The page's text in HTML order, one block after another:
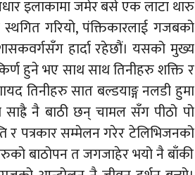
इलाकामा जमेर बसे एक लाटा थारु
गरियो, पंक्तिकारलाई गजबको
हार्दा रहेछौं। यसको मुख्य
हुने भए साथ साथ तिनीहरु शक्ति र
तिनीहरु सात बल्डयाङ्ग नलडी हुमा
नै बाठी छन् चामल सँग पीठो पो
र पत्रकार सम्मेलन गरेर टेलिभिजनको
बाठोपन त जगजाहेर भयो नै बाँकी